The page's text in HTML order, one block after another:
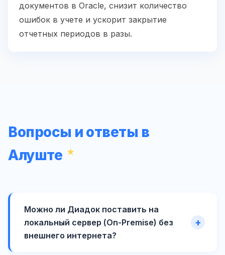
документов в Oracle, снизит количество
ошибок в учете и ускорит закрытие
отчетных периодов в разы.
Вопросы и ответы в
Алуште
Можно ли Диадок поставить на
локальный сервер (On-Premise) без
внешнего интернета?